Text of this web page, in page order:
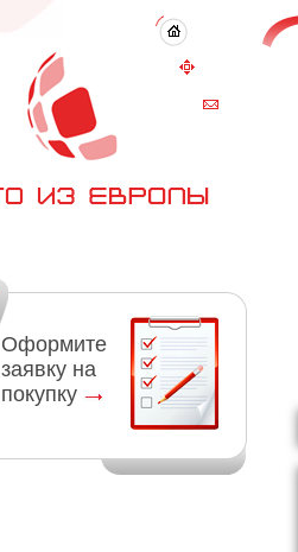
Оформите
заявку на
покупку